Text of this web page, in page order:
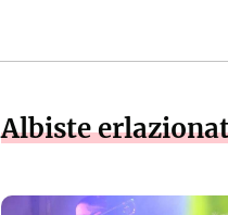
Albiste